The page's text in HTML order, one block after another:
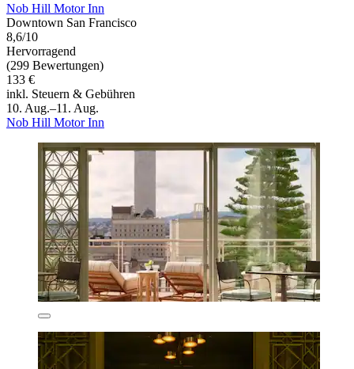
Nob Hill Motor Inn
Downtown San Francisco
8,6/10
Hervorragend
(299 Bewertungen)
133 €
inkl. Steuern & Gebühren
10. Aug.–11. Aug.
Nob Hill Motor Inn